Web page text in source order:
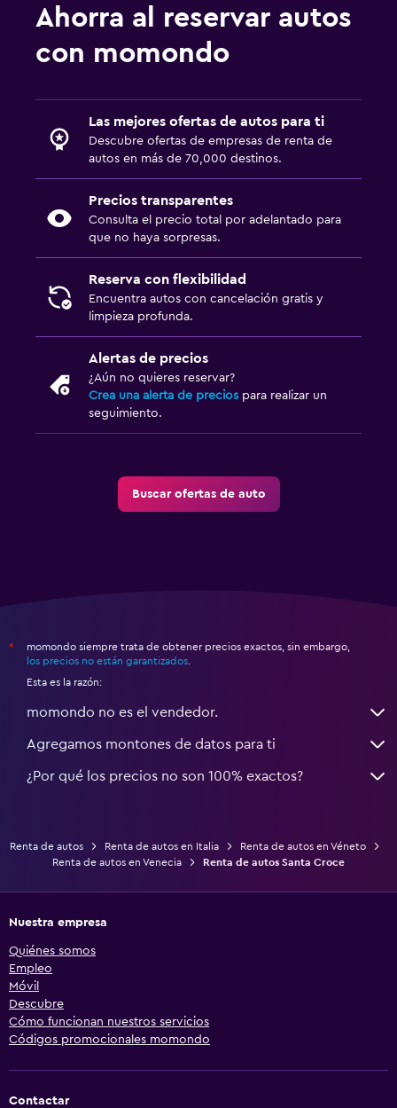
Ahorra al reservar autos
con momondo
Las mejores ofertas de autos para ti
Descubre ofertas de empresas de renta de
autos en más de 70,000 destinos.
Precios transparentes
Consulta el precio total por adelantado para
que no haya sorpresas.
Reserva con flexibilidad
Encuentra autos con cancelación gratis y
limpieza profunda.
Alertas de precios
¿Aún no quieres reservar?
Crea una alerta de precios para realizar un
seguimiento.
Buscar ofertas de auto
*
momondo siempre trata de obtener precios exactos, sin embargo,
los precios no están garantizados.
Esta es la razón:
momondo no es el vendedor.
Agregamos montones de datos para ti
¿Por qué los precios no son 100% exactos?
Renta de autos Renta de autos en Italia
Renta de autos en Véneto
Renta de autos en Venecia
Renta de autos Santa Croce
Nuestra empresa
Quiénes somos
Empleo
Móvil
Descubre
Cómo funcionan nuestros servicios
Códigos promocionales momondo
Contactar